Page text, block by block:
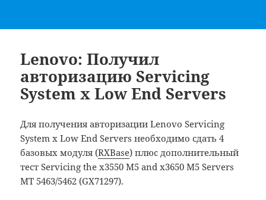
Lenovo: Получил
авторизацию Servicing
System x Low End Servers
Для получения авторизации Lenovo Servicing
System x Low End Servers необходимо сдать 4
базовых модуля (RXBase) плюс дополнительный
тест Servicing the x3550 M5 and x3650 M5 Servers
MT 5463/5462 (GX71297).